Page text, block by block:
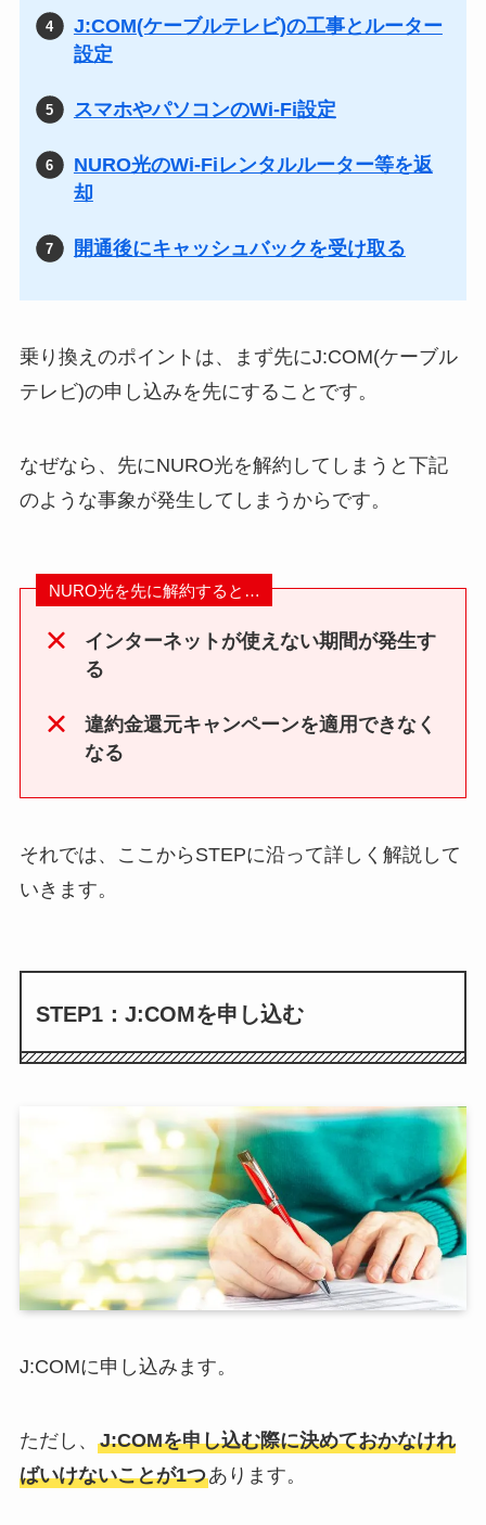
J:COM(ケーブルテレビ)の工事とルーター
設定
スマホやパソコンのWi-Fi設定
NURO光のWi-Fiレンタルルーター等を返
却
開通後にキャッシュバックを受け取る
乗り換えのポイントは、まず先にJ:COM(ケーブル
テレビ)の申し込みを先にすることです。
なぜなら、先にNURO光を解約してしまうと下記
のような事象が発生してしまうからです。
NURO光を先に解約すると…
インターネットが使えない期間が発生す
る
違約金還元キャンペーンを適用できなく
なる
それでは、ここからSTEPに沿って詳しく解説して
いきます。
STEP1：J:COMを申し込む
J:COMに申し込みます。
ただし、 J:COMを申し込む際に決めておかなけれ
ばいけないことが1つあります。